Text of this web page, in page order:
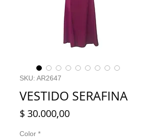
SKU: AR2647
VESTIDO SERAFINA
$ 30.000,00Precio
Color *